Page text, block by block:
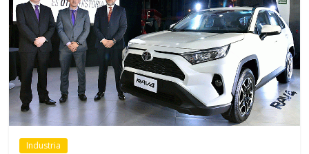
Industria